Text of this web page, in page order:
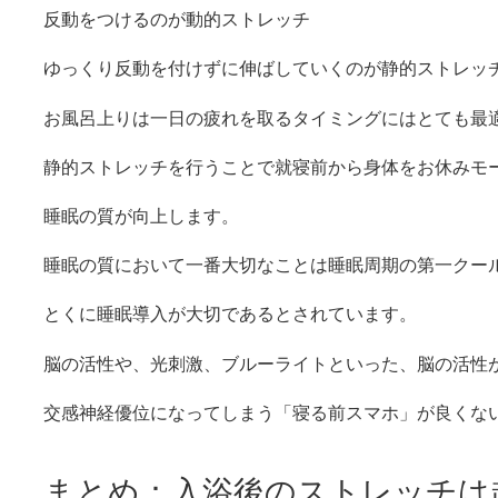
反動をつけるのが動的ストレッチ
ゆっくり反動を付けずに伸ばしていくのが静的ストレッ
お風呂上りは一日の疲れを取るタイミングにはとても最
静的ストレッチを行うことで就寝前から身体をお休みモ
睡眠の質が向上します。
睡眠の質において一番大切なことは睡眠周期の第一クー
とくに睡眠導入が大切であるとされています。
脳の活性や、光刺激、ブルーライトといった、脳の活性
交感神経優位になってしまう「寝る前スマホ」が良くな